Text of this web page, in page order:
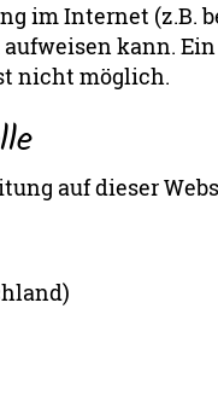
im Internet (z.B.
kann.
nicht möglich.
auf dieser